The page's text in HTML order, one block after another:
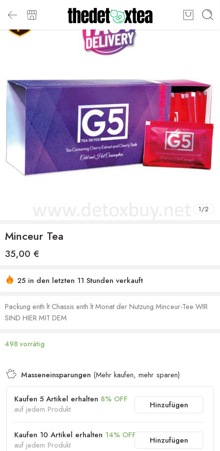
1/2
Minceur Tea
35,00 €
25 in den letzten 11 Stunden verkauft
Einkaufswagen
Packung enth lt Chassis enth lt Monat der Nutzung Minceur-Tee WIR
SIND HIER MIT DEM
498 vorrätig
Masseneinsparungen (Mehr kaufen, mehr sparen)
Kaufen 5 Artikel erhalten 8% OFF
auf jedem Produkt
Hinzufügen
Kaufen 10 Artikel erhalten 14% OFF
auf jedem Produkt
Hinzufügen